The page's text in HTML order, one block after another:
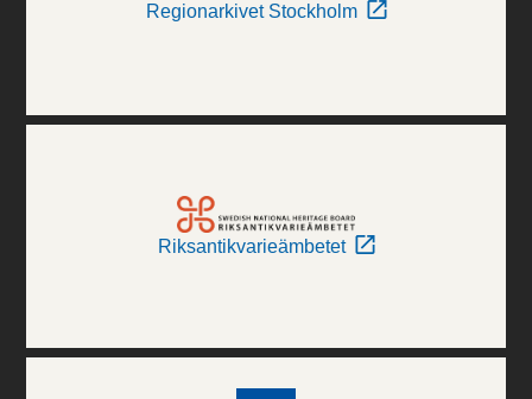
Regionarkivet Stockholm
Riksantikvarieämbetet